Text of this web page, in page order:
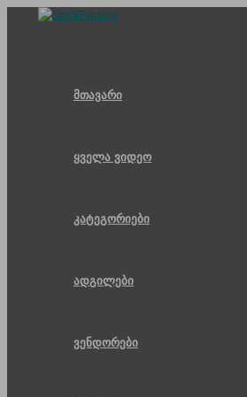
მთავარი
ყველა ვიდეო
კატეგორიები
ადგილები
ვენდორები